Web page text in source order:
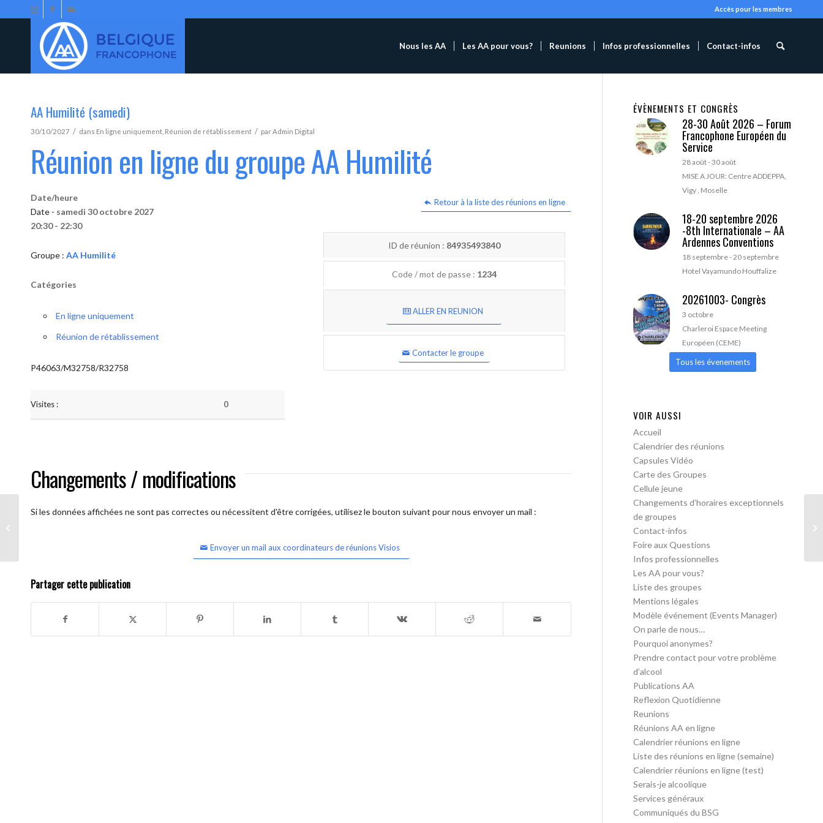
Accès pour les membres
Nous les AA Les AA pour vous? Reunions Infos professionnelles Contact-infos
AA Humilité (samedi)
30/10/2027 / dans En ligne uniquement Réunion de rétablissement / parAdmin Digital
Réunion en ligne du groupe AA Humilité
Retour à la liste des réunions en ligne
Date/heure
Date - samedi 30 octobre 2027
20:30 - 22:30
Groupe : AA Humilité
Catégories
En ligne uniquement
Réunion de rétablissement
P46063/M32758/R32758
Visites : 0
ID de réunion : 84935493840
Code / mot de passe : 1234
ALLER EN REUNION
Contacter le groupe
Changements / modifications
Si les données affichées ne sont pas correctes ou nécessitent d'être corrigées, utilisez le bouton suivant pour nous envoyer un mail :
Envoyer un mail aux coordinateurs de réunions Visios
Partager cette publication
ÉVÈNEMENTS ET CONGRÈS
28-30 Août 2026 – Forum
Francophone Européen du
Service
28 août-30 août
MISE A JOUR: Centre ADDEPPA,
Vigy , Moselle
18-20 septembre 2026
-8th Internationale – AA
Ardennes Conventions
18 septembre-20 septembre
Hotel Vayamundo Houffalize
20261003- Congrès
3 octobre
Charleroi Espace Meeting
Européen (CEME)
Tous les évenements
VOIR AUSSI
Accueil
Calendrier des réunions
Capsules Vidéo
Carte des Groupes
Cellule jeune
Changements d’horaires exceptionnels
de groupes
Contact-infos
Foire aux Questions
Infos professionnelles
Les AA pour vous?
Liste des groupes
Mentions légales
Modèle événement (Events Manager)
On parle de nous…
Pourquoi anonymes?
Prendre contact pour votre problème
d’alcool
Publications AA
Reflexion Quotidienne
Reunions
Réunions AA en ligne
Calendrier réunions en ligne
Liste des réunions en ligne (semaine)
Calendrier réunions en ligne (test)
Serais-je alcoolique
Services généraux
Communiqués du BSG